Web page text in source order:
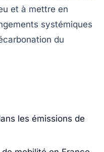
et à mettre en
systémiques
du
les émissions de